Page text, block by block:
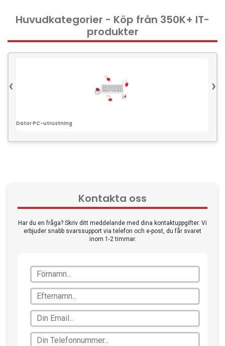
Huvudkategorier - Köp från 350K+ IT-
produkter
Dator PC-utrustning
‹ ›
Kontakta oss
Har du en fråga? Skriv ditt meddelande med dina kontaktuppgifter. Vi
erbjuder snabb svarssupport via telefon och e-post, du får svaret
inom 1-2 timmar.